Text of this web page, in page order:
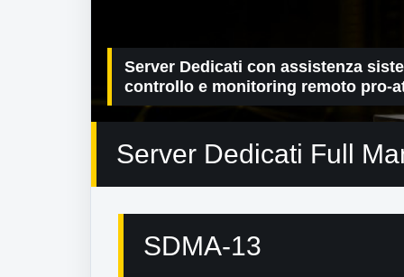
Server Dedicati con assistenza
controllo e monitoring remoto pro-
Server Dedicati Full
SDMA-13